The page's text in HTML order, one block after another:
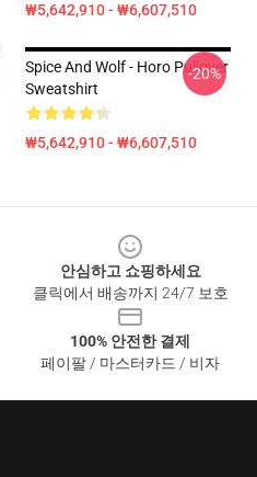
₩5,642,910 - ₩6,607,510
Spice And Wolf - Horo Pullover
Sweatshirt
₩5,642,910 - ₩6,607,510
-20%
안심하고 쇼핑하세요
클릭에서 배송까지 24/7 보호
100% 안전한 결제
페이팔 / 마스터카드 / 비자